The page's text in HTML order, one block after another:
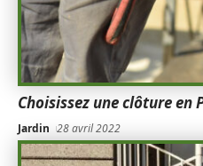
Choisissez une clôture en
Jardin 28 avril 2022